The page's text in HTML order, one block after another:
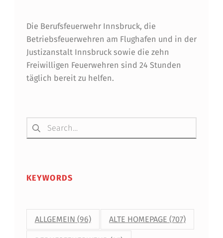
Die Berufsfeuerwehr Innsbruck, die
Betriebsfeuerwehren am Flughafen und in der
Justizanstalt Innsbruck sowie die zehn
Freiwilligen Feuerwehren sind 24 Stunden
täglich bereit zu helfen.
Suchen nach:
KEYWORDS
ALLGEMEIN (96) ALTE HOMEPAGE (707)